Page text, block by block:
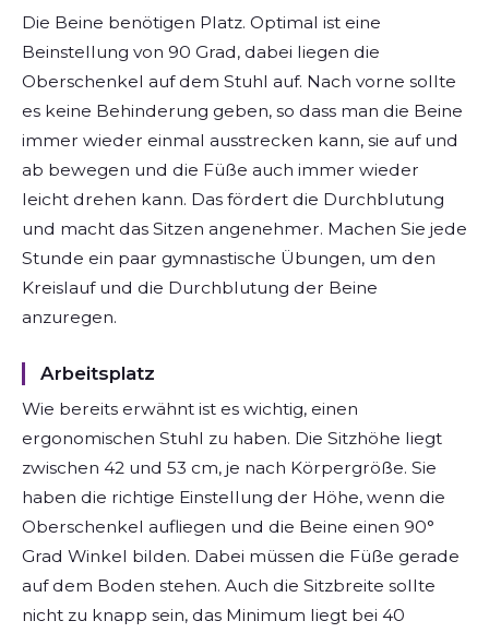
Die Beine benötigen Platz. Optimal ist eine
Beinstellung von 90 Grad, dabei liegen die
Oberschenkel auf dem Stuhl auf. Nach vorne sollte
es keine Behinderung geben, so dass man die Beine
immer wieder einmal ausstrecken kann, sie auf und
ab bewegen und die Füße auch immer wieder
leicht drehen kann. Das fördert die Durchblutung
und macht das Sitzen angenehmer. Machen Sie jede
Stunde ein paar gymnastische Übungen, um den
Kreislauf und die Durchblutung der Beine
anzuregen.
Arbeitsplatz
Wie bereits erwähnt ist es wichtig, einen
ergonomischen Stuhl zu haben. Die Sitzhöhe liegt
zwischen 42 und 53 cm, je nach Körpergröße. Sie
haben die richtige Einstellung der Höhe, wenn die
Oberschenkel aufliegen und die Beine einen 90°
Grad Winkel bilden. Dabei müssen die Füße gerade
auf dem Boden stehen. Auch die Sitzbreite sollte
nicht zu knapp sein, das Minimum liegt bei 40